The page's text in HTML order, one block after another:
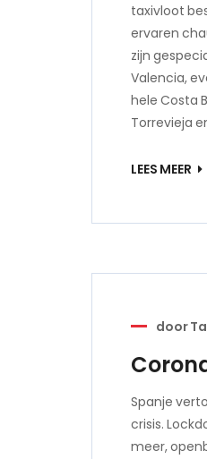
taxivloot
ervaren
zijn
Valencia,
hele Costa
Torrevieja
LEES MEER
door
Spanje
crisis.
meer,